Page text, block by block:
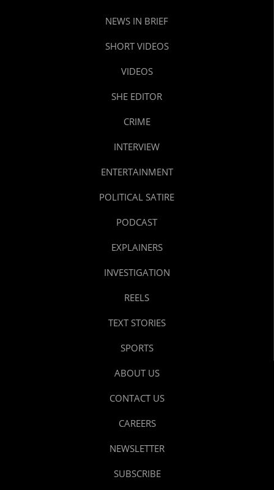
NEWS IN BRIEF
SHORT VIDEOS
VIDEOS
SHE EDITOR
CRIME
INTERVIEW
ENTERTAINMENT
POLITICAL SATIRE
PODCAST
EXPLAINERS
INVESTIGATION
REELS
TEXT STORIES
SPORTS
ABOUT US
CONTACT US
CAREERS
NEWSLETTER
SUBSCRIBE